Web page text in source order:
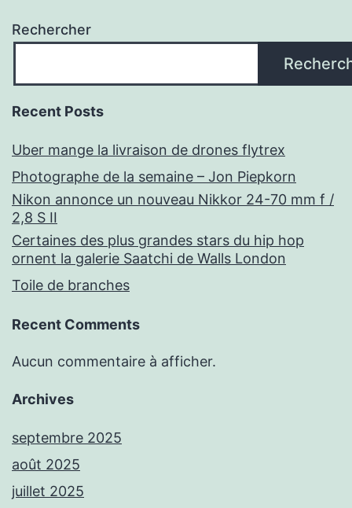
Rechercher
Recent Posts
Uber mange la livraison de drones flytrex
Photographe de la semaine – Jon Piepkorn
Nikon annonce un nouveau Nikkor 24-70 mm f /
2,8 S II
Certaines des plus grandes stars du hip hop
ornent la galerie Saatchi de Walls London
Toile de branches
Recent Comments
Aucun commentaire à afficher.
Archives
septembre 2025
août 2025
juillet 2025